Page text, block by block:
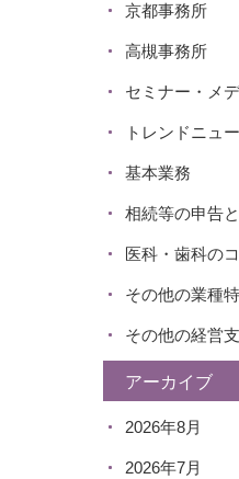
京都事務所
高槻事務所
セミナー・メ
トレンドニュ
基本業務
相続等の申告
医科・歯科の
その他の業種
その他の経営
アーカイブ
2026年8月
2026年7月